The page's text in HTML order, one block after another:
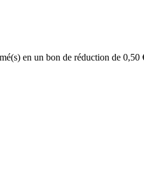
en un bon de réduction de 0,50